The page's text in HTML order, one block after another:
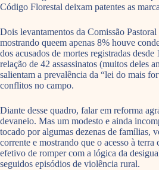
Código Florestal deixam patentes as
Dois levantamentos da Comissão
mostrando queem apenas 8% houve
dos acusados de mortes registradas
relação de 42 assassinatos (muitos deles
salientam a prevalência da “lei do mais
conflitos no campo.
Diante desse quadro, falar em reforma
devaneio. Mas um modesto e ainda
tocado por algumas dezenas de famílias,
corrente e mostrando que o acesso à
efetivo de romper com a lógica da
seguidos episódios de violência rural.